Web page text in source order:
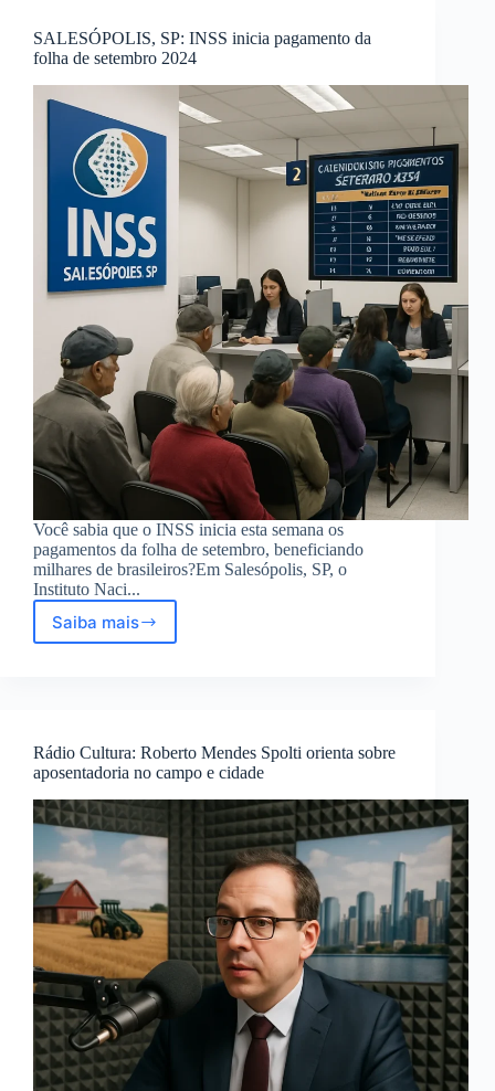
da
pesquisa
de
satisfação
2023
SALESÓPOLIS, SP: INSS inicia pagamento da
folha de setembro 2024
Você sabia que o INSS inicia esta semana os
pagamentos da folha de setembro, beneficiando
milhares de brasileiros?Em Salesópolis, SP, o
Instituto Naci...
Saiba maisSALESÓPOLIS,
folha
de
setembro
2024
Rádio Cultura: Roberto Mendes Spolti orienta sobre
aposentadoria no campo e cidade